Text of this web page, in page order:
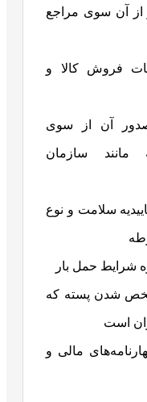
آن سوی مراجع
فروش کالا و
آن از سوی
مانند سازمان
سلامت و نوع
شرایط حمل بار
شدن پسته که
است
مالی و